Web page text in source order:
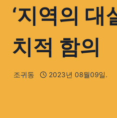
‘지역의 대
치적 함의
조귀동 2023년 08월09일.